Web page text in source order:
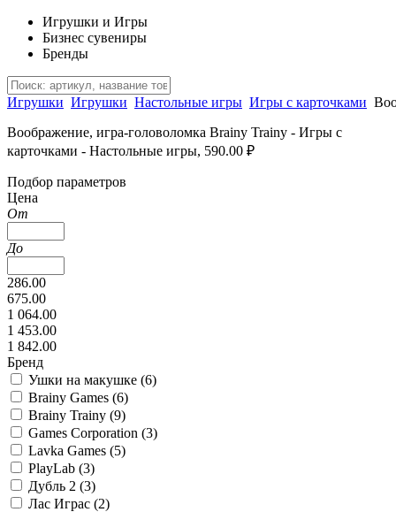
Игрушки и Игры
Бизнес сувениры
Бренды
Игрушки Игрушки Настольные игры Игры с карточками
Воображение, игра-головоломка Brainy Trainy - Игры с
карточками - Настольные игры, 590.00 ₽
Подбор параметров
Цена
От
До
286.00
675.00
1 064.00
1 453.00
1 842.00
Бренд
Ушки на макушке (6)
Brainy Games (6)
Brainy Trainy (9)
Games Corporation (3)
Lavka Games (5)
PlayLab (3)
Дубль 2 (3)
Лас Играс (2)